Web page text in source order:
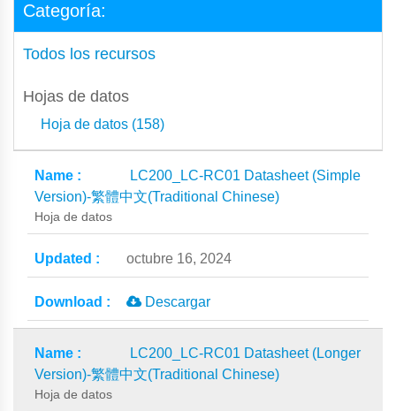
Categoría:
Todos los recursos
Hojas de datos
Hoja de datos (158)
LC200_LC-RC01 Datasheet (Simple
Version)-繁體中文(Traditional Chinese)
Hoja de datos
octubre 16, 2024
Descargar
LC200_LC-RC01 Datasheet (Longer
Version)-繁體中文(Traditional Chinese)
Hoja de datos